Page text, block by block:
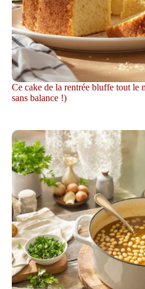
Ce cake de la rentrée bluffe tout le
sans balance !)